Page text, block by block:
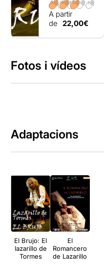
A partir
de 22,00€
Fotos i vídeos
Adaptacions
El Brujo: El
lazarillo de
Tormes
El
Romancero
de Lazarillo